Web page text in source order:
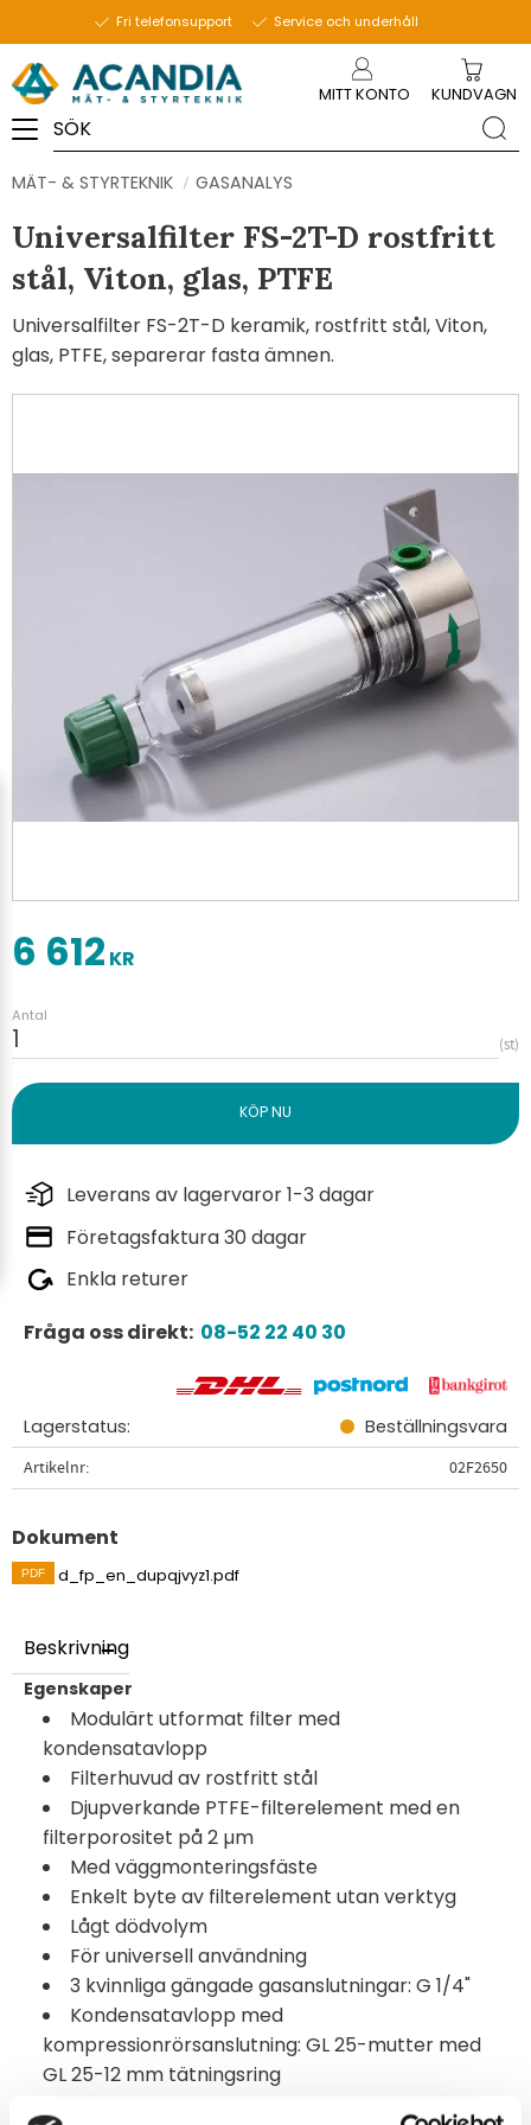
Fri telefonsupport Service och underhåll
MITT KONTO KUNDVAGN
MÄT- & STYRTEKNIK GASANALYS
Universalfilter FS-2T-D rostfritt
stål, Viton, glas, PTFE
Universalfilter FS-2T-D keramik, rostfritt stål, Viton,
glas, PTFE, separerar fasta ämnen.
6 612 KR
Antal
st
Leverans av lagervaror 1-3 dagar
Företagsfaktura 30 dagar
Enkla returer
Fråga oss direkt: 08-52 22 40 30
Lagerstatus Beställningsvara
Artikelnr 02F2650
Dokument
d_fp_en_dupqjvyz1.pdf
Beskrivning
Egenskaper
Modulärt utformat filter med
kondensatavlopp
Filterhuvud av rostfritt stål
Djupverkande PTFE-filterelement med en
filterporositet på 2 µm
Med väggmonteringsfäste
Enkelt byte av filterelement utan verktyg
Lågt dödvolym
För universell användning
3 kvinnliga gängade gasanslutningar: G 1/4"
Kondensatavlopp med
kompressionrörsanslutning: GL 25-mutter med
GL 25-12 mm tätningsring